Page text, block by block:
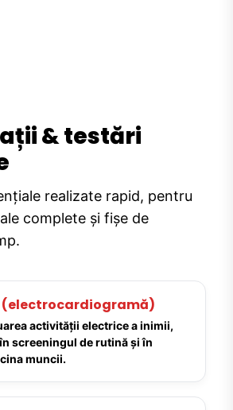
& testări
realizate rapid, pentru
complete și fișe de
(electrocardiogramă)
activității electrice a inimii,
screeningul de rutină și în
muncii.